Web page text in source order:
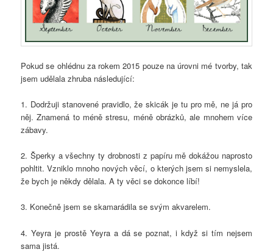
Pokud se ohlédnu za rokem 2015 pouze na úrovni mé tvorby, tak
jsem udělala zhruba následující:
1. Dodržuji stanovené pravidlo, že skicák je tu pro mě, ne já pro
něj. Znamená to méně stresu, méně obrázků, ale mnohem více
zábavy.
2. Šperky a všechny ty drobnosti z papíru mě dokážou naprosto
pohltit. Vzniklo mnoho nových věcí, o kterých jsem si nemyslela,
že bych je někdy dělala. A ty věci se dokonce líbí!
3. Konečně jsem se skamarádila se svým akvarelem.
4. Yeyra je prostě Yeyra a dá se poznat, i když si tím nejsem
sama jistá.